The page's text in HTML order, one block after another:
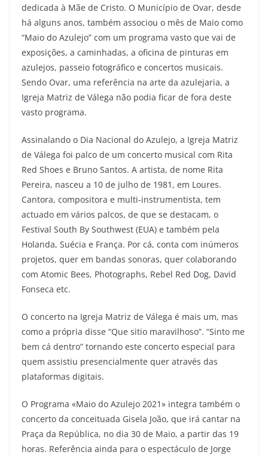
dedicada à Mãe de Cristo. O Município de Ovar, desde
há alguns anos, também associou o mês de Maio como
“Maio do Azulejo” com um programa vasto que vai de
exposições, a caminhadas, a oficina de pinturas em
azulejos, passeio fotográfico e concertos musicais.
Sendo Ovar, uma referência na arte da azulejaria, a
Igreja Matriz de Válega não podia ficar de fora deste
vasto programa.
Assinalando o Dia Nacional do Azulejo, a Igreja Matriz
de Válega foi palco de um concerto musical com Rita
Red Shoes e Bruno Santos. A artista, de nome Rita
Pereira, nasceu a 10 de julho de 1981, em Loures.
Cantora, compositora e multi-instrumentista, tem
actuado em vários palcos, de que se destacam, o
Festival South By Southwest (EUA) e também pela
Holanda, Suécia e França. Por cá, conta com inúmeros
projetos, quer em bandas sonoras, quer colaborando
com Atomic Bees, Photographs, Rebel Red Dog, David
Fonseca etc.
O concerto na Igreja Matriz de Válega é mais um, mas
como a própria disse “Que sitio maravilhoso”. “Sinto me
bem cá dentro” tornando este concerto especial para
quem assistiu presencialmente quer através das
plataformas digitais.
O Programa «Maio do Azulejo 2021» integra também o
concerto da conceituada Gisela João, que irá cantar na
Praça da República, no dia 30 de Maio, a partir das 19
horas. Referência ainda para o espectáculo de Jorge